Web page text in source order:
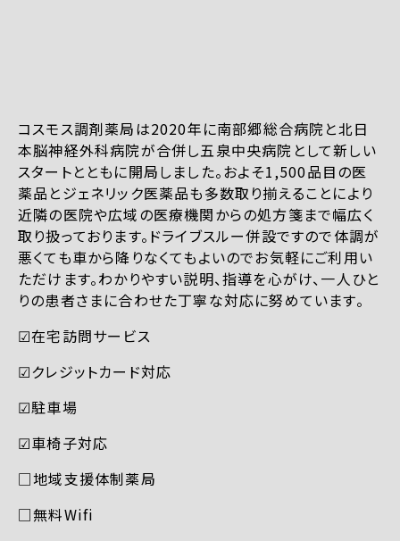
コスモス調剤薬局は2020年に南部郷総合病院と北日
本脳神経外科病院が合併し五泉中央病院として新しい
スタートとともに開局しました。およそ1,500品目の医
薬品とジェネリック医薬品も多数取り揃えることにより
近隣の医院や広域の医療機関からの処方箋まで幅広く
取り扱っております。ドライブスルー併設ですので体調が
悪くても車から降りなくてもよいのでお気軽にご利用い
ただけます。わかりやすい説明、指導を心がけ、一人ひと
りの患者さまに合わせた丁寧な対応に努めています。
☑︎在宅訪問サービス
☑︎クレジットカード対応
☑︎駐車場
☑︎車椅子対応
□地域支援体制薬局
□無料Wifi